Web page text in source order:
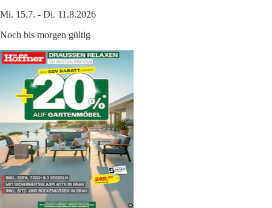
Mi. 15.7. - Di. 11.8.2026
Noch bis morgen gültig